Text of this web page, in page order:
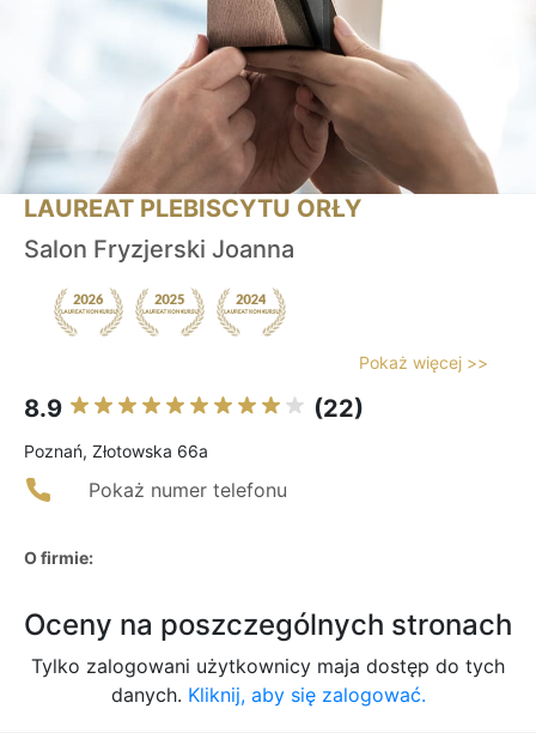
LAUREAT PLEBISCYTU ORŁY
Salon Fryzjerski Joanna
Pokaż więcej >>
8.9 (22)
Poznań, Złotowska 66a
Pokaż numer telefonu
O firmie:
Oceny na poszczególnych stronach
Tylko zalogowani użytkownicy maja dostęp do tych
danych. Kliknij, aby się zalogować.